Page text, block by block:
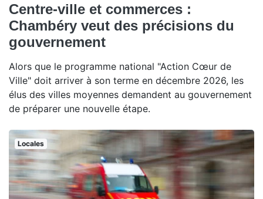
Centre-ville et commerces :
Chambéry veut des précisions du
gouvernement
Alors que le programme national "Action Cœur de
Ville" doit arriver à son terme en décembre 2026, les
élus des villes moyennes demandent au gouvernement
de préparer une nouvelle étape.
Locales